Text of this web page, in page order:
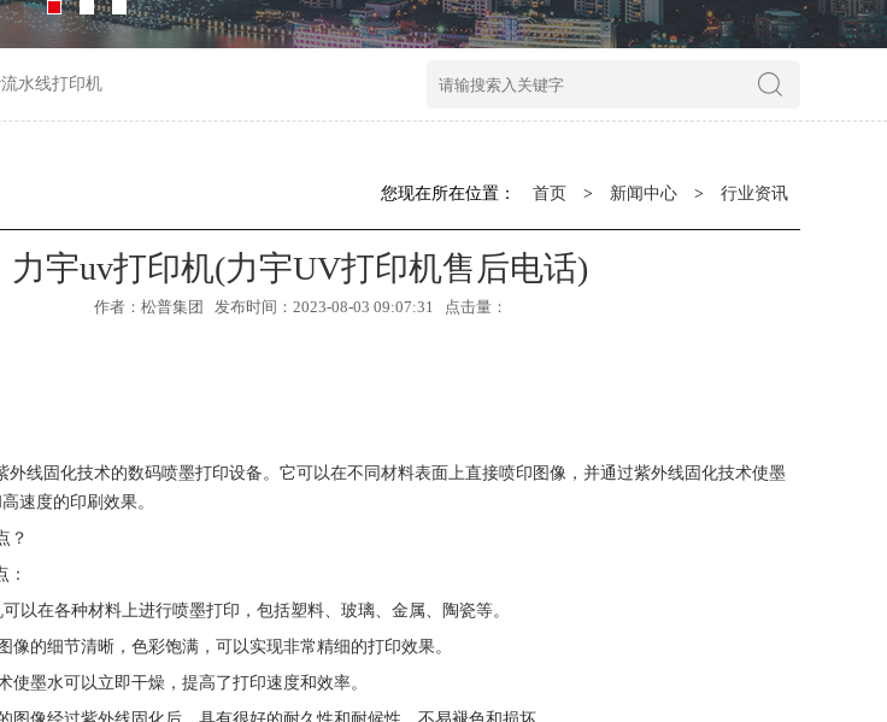
1 2 3
水线打印机
您现在所在位置： 首页 > 新闻中心 > 行业资讯
力宇uv打印机(力宇UV打印机售后电话)
作者：松普集团 发布时间：2023-08-03 09:07:31 点击量：
外线固化技术的数码喷墨打印设备。它可以在不同材料表面上直接喷印图像，并通过紫外线固化技术使墨
速度的印刷效果。
？
：
以在各种材料上进行喷墨打印，包括塑料、玻璃、金属、陶瓷等。
像的细节清晰，色彩饱满，可以实现非常精细的打印效果。
使墨水可以立即干燥，提高了打印速度和效率。